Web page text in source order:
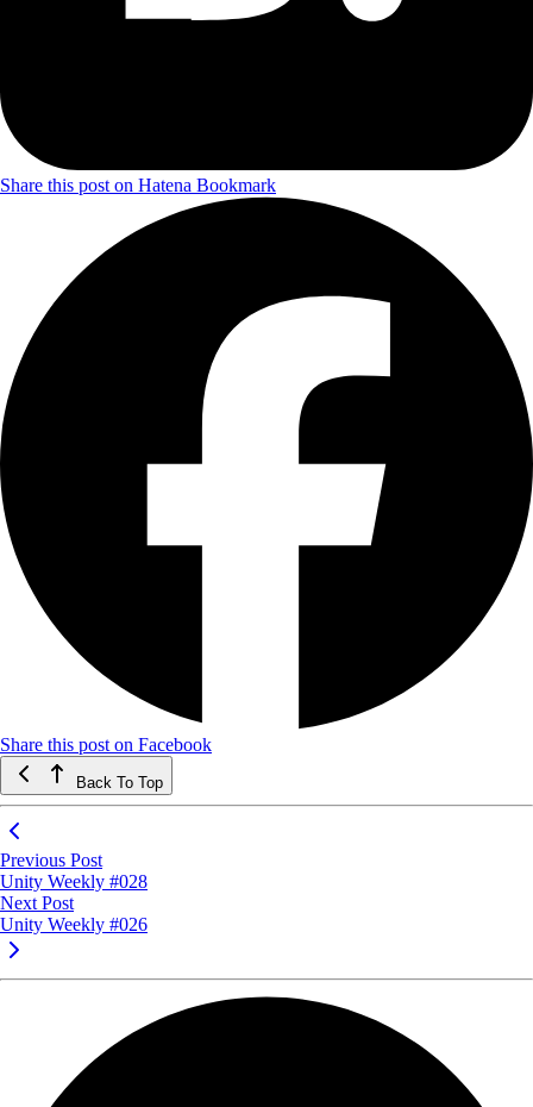
Share this post on Hatena Bookmark
Share this post on Facebook
Back To Top
Previous Post
Unity Weekly #028
Next Post
Unity Weekly #026